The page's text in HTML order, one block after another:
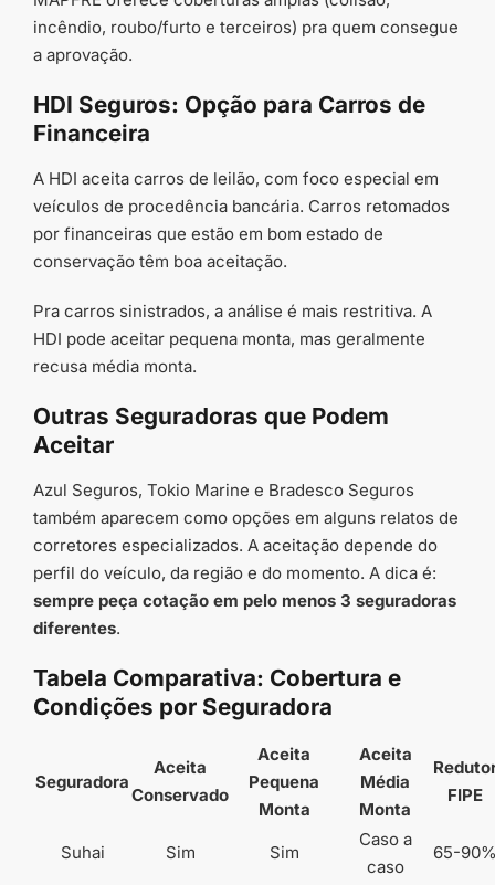
incêndio, roubo/furto e terceiros) pra quem consegue
a aprovação.
HDI Seguros: Opção para Carros de
Financeira
A HDI aceita carros de leilão, com foco especial em
veículos de procedência bancária. Carros retomados
por financeiras que estão em bom estado de
conservação têm boa aceitação.
Pra carros sinistrados, a análise é mais restritiva. A
HDI pode aceitar pequena monta, mas geralmente
recusa média monta.
Outras Seguradoras que Podem
Aceitar
Azul Seguros, Tokio Marine e Bradesco Seguros
também aparecem como opções em alguns relatos de
corretores especializados. A aceitação depende do
perfil do veículo, da região e do momento. A dica é:
sempre peça cotação em pelo menos 3 seguradoras
diferentes.
Tabela Comparativa: Cobertura e
Condições por Seguradora
Seguradora
Aceita
Conservado
Aceita
Pequena
Monta
Aceita
Média
Monta
FIPE
Suhai Sim Sim
Caso a
caso
65-